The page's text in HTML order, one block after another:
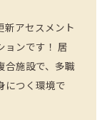
アセスメント
ョンです！ 居
合施設で、多職
につく環境で